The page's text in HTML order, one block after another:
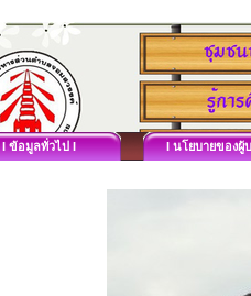
I ข้อมูลทั่วไป I I นโยบายของผู้